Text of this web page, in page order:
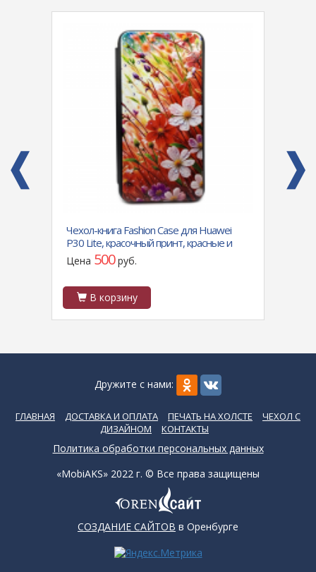
Чехол-книга Fashion Case для Huawei
P30 Lite, красочный принт, красные и
белые цветочки, черный
Цена 500руб.
В корзину
Дружите с нами:
ГЛАВНАЯ ДОСТАВКА И ОПЛАТА ПЕЧАТЬ НА ХОЛСТЕ
ЧЕХОЛ С
ДИЗАЙНОМ
КОНТАКТЫ
Политика обработки персональных данных
«MobiAKS» 2022 г. © Все права защищены
СОЗДАНИЕ САЙТОВ в Оренбурге